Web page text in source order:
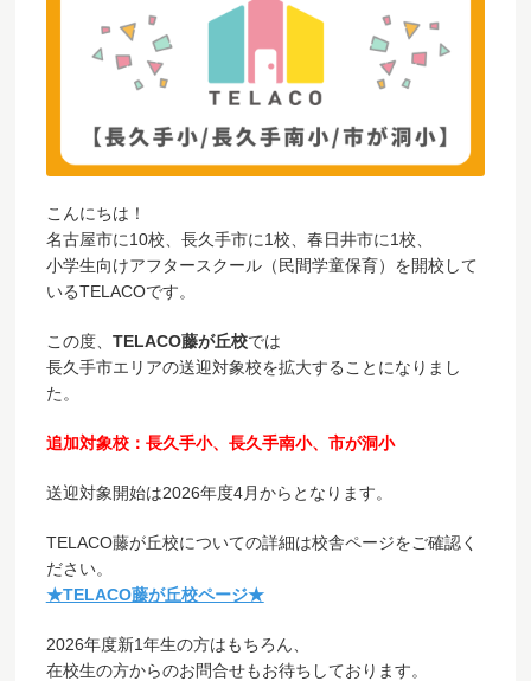
こんにちは！
名古屋市に10校、長久手市に1校、春日井市に1校、
小学生向けアフタースクール（民間学童保育）を開校して
いるTELACOです。
この度、 TELACO藤が丘校では
長久手市エリアの送迎対象校を拡大することになりまし
た。
追加対象校：長久手小、長久手南小、市が洞小
送迎対象開始は2026年度4月からとなります。
TELACO藤が丘校についての詳細は校舎ページをご確認く
ださい。
★TELACO藤が丘校ページ★
2026年度新1年生の方はもちろん、
在校生の方からのお問合せもお待ちしております。